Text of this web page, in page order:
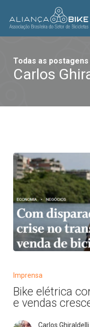
main
Todas as
Carlos
começa
a
se
popularizar,
Imprensa
Bike elétrica
e vendas
Carlos Ghiraldelli